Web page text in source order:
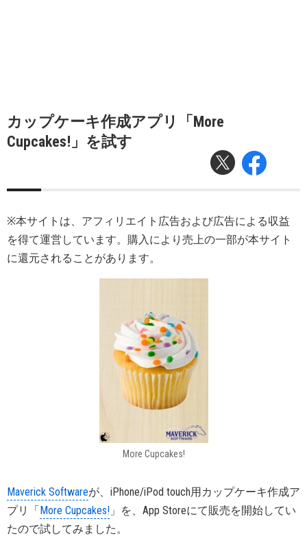
カップケーキ作成アプリ「More
Cupcakes!」を試す
※本サイトは、アフィリエイト広告および広告による収益
を得て運営しています。購入により売上の一部が本サイト
に還元されることがあります。
More Cupcakes!
Maverick Softwareが、iPhone/iPod touch用カップケーキ作成ア
プリ「More Cupcakes! 」を、App Storeにて販売を開始してい
たので試してみました。